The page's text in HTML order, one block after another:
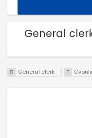
General
General clerk